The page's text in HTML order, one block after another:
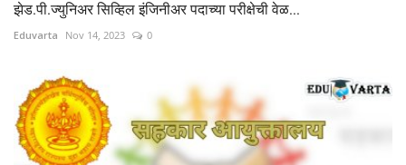
झेड.पी.ज्युनिअर सिव्हिल इंजिनीअर पदाच्या परीक्षेची वेळ...
Eduvarta Nov 14, 2023 0